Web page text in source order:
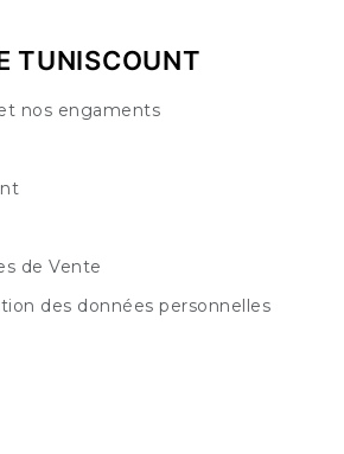
TUNISCOUNT
nos engaments
de Vente
des données personnelles